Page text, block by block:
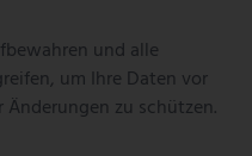
und alle
um Ihre Daten vor
zu schützen.